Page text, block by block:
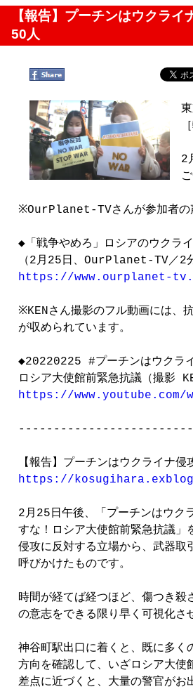
【報告】プーチンはウクラ
50人
2
※OurPlanet-TVさんが参加者の
◆「戦争やめろ」ロシアのウクラ
https://www.ourplanet-
※KENさん撮影のフル動画には、
が収められています。
◆20220225 #プーチンはウクラ
https://www.youtube.com/
https://
2月25日午後、「プーチンはウク
すな！ロシア大使館前緊急抗議」
侵攻に反対する立場から、武器取
呼びかけたものです。
時間が経てば経つほど、傷つき殺
の意志をできる限り早く可視化さ
神谷町駅出口に着くと、既に多く
方向を確認して、いざロシア大使
差点に近づくと、大量の警官がお